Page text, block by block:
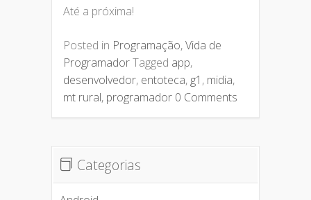
Até a próxima!
Posted in Programação,Vida de
ProgramadorTagged app,
desenvolvedor, entoteca, g1 , midia,
mt rural, programador 0 Comments
Categorias